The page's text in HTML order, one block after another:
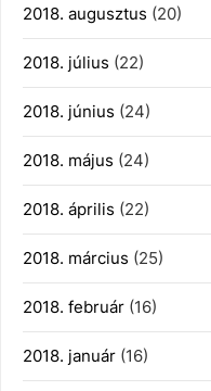
2018. augusztus (20)
2018. július (22)
2018. június (24)
2018. május (24)
2018. április (22)
2018. március (25)
2018. február (16)
2018. január (16)